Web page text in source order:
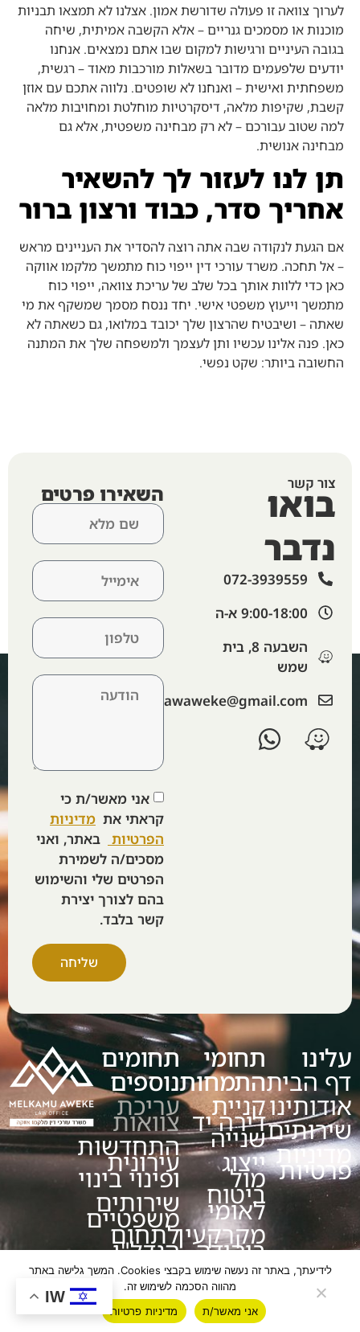
לערוך צוואה זו פעולה שדורשת אמון. אצלנו לא תמצאו תבניות
מוכנות או מסמכים גנריים – אלא הקשבה אמיתית, שיחה
בגובה העיניים ורגישות למקום שבו אתם נמצאים. אנחנו
יודעים שלפעמים מדובר בשאלות מורכבות מאוד – רגשית,
משפחתית ואישית – ואנחנו לא שופטים. נלווה אתכם עם אוזן
קשבת, שקיפות מלאה, דיסקרטיות מוחלטת ומחויבות מלאה
למה שטוב עבורכם – לא רק מבחינה משפטית, אלא גם
מבחינה אנושית.
תן לנו לעזור לך להשאיר
אחריך סדר, כבוד ורצון ברור
אם הגעת לנקודה שבה אתה רוצה להסדיר את העניינים מראש
– אל תחכה. משרד עורכי דין ייפוי כוח מתמשך מלקמו אווקה
כאן כדי ללוות אותך בכל שלב של עריכת צוואה, ייפוי כוח
מתמשך וייעוץ משפטי אישי. יחד ננסח מסמך שמשקף את מי
שאתה – ושיבטיח שהרצון שלך יכובד במלואו, גם כשאתה לא
כאן. פנה אלינו עכשיו ותן לעצמך ולמשפחה שלך את המתנה
החשובה ביותר: שקט נפשי.
צור קשר
בואו
נדבר
072-3939559
9:00-18:00 א-ה​
השבעה 8, בית
שמש
‫lawaweke@gmail.com‬
השאירו פרטים
אני מאשר/ת כי
קראתי את מדיניות
הפרטיות
באתר, ואני
מסכים/ה לשמירת
הפרטים שלי והשימוש
בהם לצורך יצירת
קשר בלבד.
שליחה
עלינו
דף הבית
אודותינו
שירותים
מדיניות
פרטיות
תחומי
התמחות
קניית
דירה יד
שנייה
ייצוג
מול
ביטוח
לאומי
מקרקעין
ביהודה
ושומרון
תחומים
נוספים
עריכת
צוואות
התחדשות
עירונית
ופינוי בינוי
שירותים
משפטיים
לתחום
הנדל"ן
IW
לידיעתך, באתר זה נעשה שימוש בקבצי Cookies. המשך גלישה באתר
מהווה הסכמה לשימוש זה.
אני מאשר/ת
מדיניות פרטיות